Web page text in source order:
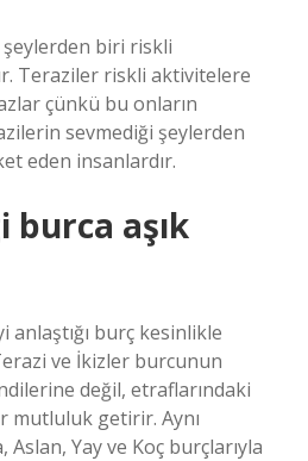
biri riskli
Teraziler riskli aktivitelere
çünkü bu onların
sevmediği şeylerden
eden insanlardır.
burca aşık
burç kesinlikle
ve İkizler burcunun
değil, etraflarındaki
mutluluk getirir. Aynı
Aslan, Yay ve Koç burçlarıyla